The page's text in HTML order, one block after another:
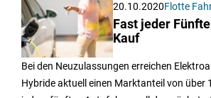
20.10.2020Flotte
Fast jeder
Kauf
Bei den Neuzulassungen erreichen
Hybride aktuell einen Marktanteil von über